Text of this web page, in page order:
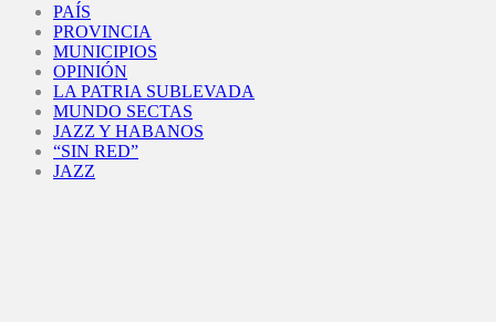
PAÍS
PROVINCIA
MUNICIPIOS
OPINIÓN
LA PATRIA SUBLEVADA
MUNDO SECTAS
JAZZ Y HABANOS
“SIN RED”
JAZZ